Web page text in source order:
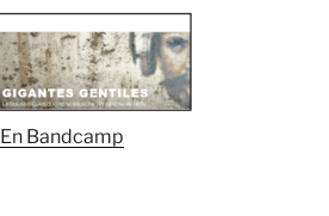
En Bandcamp